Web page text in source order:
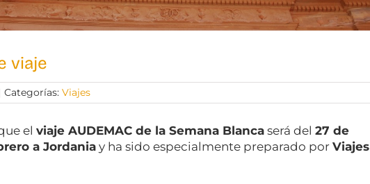
viaje
Categorías:Viajes
elviaje AUDEMAC de la Semana Blanca será del27 de
a Jordania y ha sido especialmente preparado porViajes